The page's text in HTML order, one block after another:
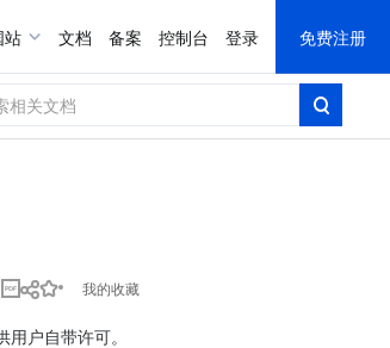
站 文档 备案 控制台 登录 免费注册
我的收藏
户自带许可。